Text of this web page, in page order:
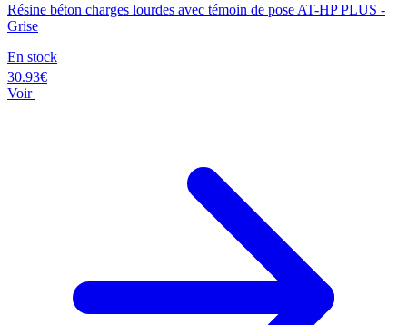
Résine béton charges lourdes avec témoin de pose AT-HP PLUS -
Grise
En stock
30.93€
Voir